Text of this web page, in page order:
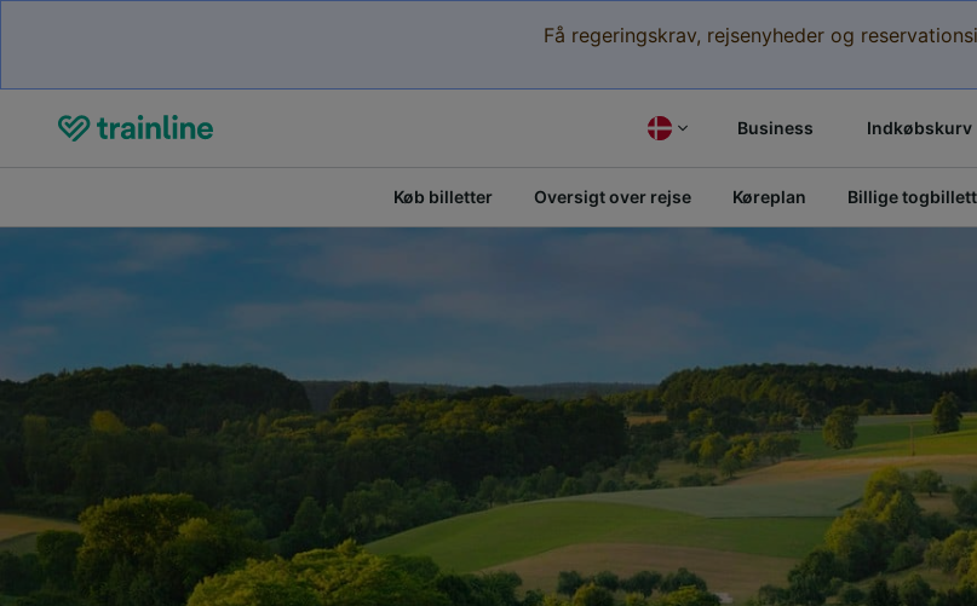
Få regeringskrav, rejsenyheder og
Business Indkøbskurv
Køb billetter Oversigt over rejse Køreplan Billige